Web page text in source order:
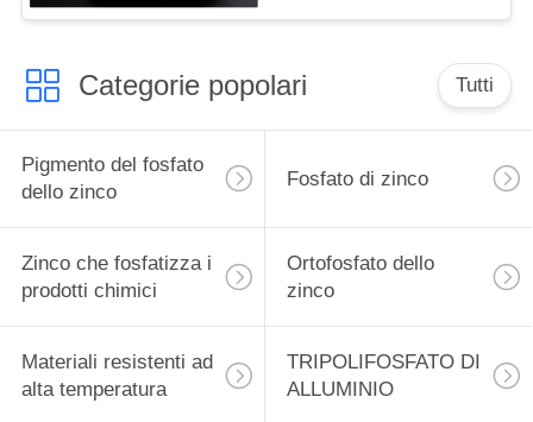
Categorie popolari Tutti
Pigmento del fosfato
dello zinco
Fosfato di zinco
Zinco che fosfatizza i
prodotti chimici
Ortofosfato dello
zinco
Materiali resistenti ad
alta temperatura
TRIPOLIFOSFATO DI
ALLUMINIO